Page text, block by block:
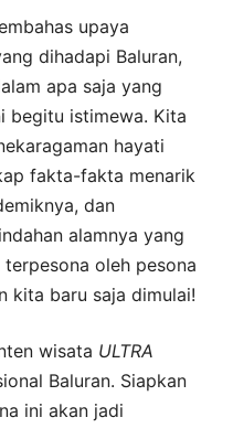
upaya
dihadapi Baluran,
apa saja yang
begitu istimewa. Kita
hayati
fakta-fakta menarik
dan
alamnya yang
oleh pesona
kita baru saja dimulai!
wisata ULTRA
Baluran. Siapkan
ini akan jadi